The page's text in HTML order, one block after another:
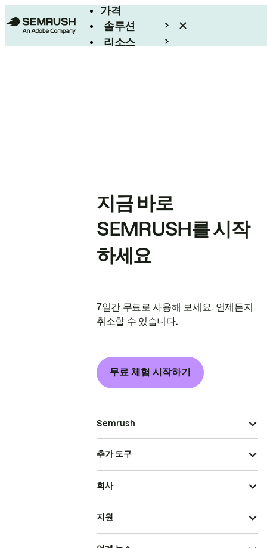
가격
솔루션
리소스
지금 바로
SEMRUSH를 시작
하세요
7일간 무료로 사용해 보세요. 언제든지
취소할 수 있습니다.
무료 체험 시작하기
Semrush
추가 도구
회사
지원